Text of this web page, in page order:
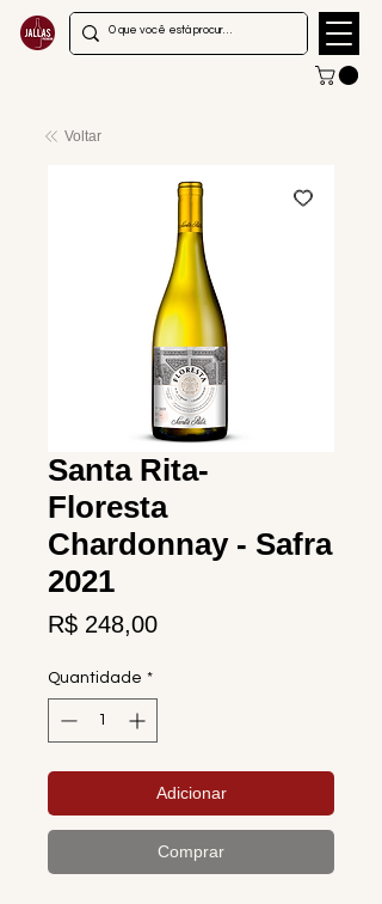
Voltar
Santa Rita-
Floresta
Chardonnay - Safra
2021
R$ 248,00Preço
Quantidade *
Adicionar
Comprar